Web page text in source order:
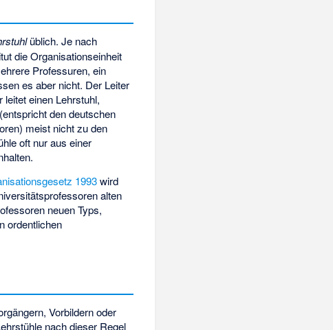
üblich. Je nach
die Organisationseinheit
Professuren, ein
es aber nicht. Der Leiter
einen Lehrstuhl,
den deutschen
meist nicht zu den
oft nur aus einer
1993wird
alten
neuen Typs,
ordentlichen
Vorbildern oder
nach dieser Regel